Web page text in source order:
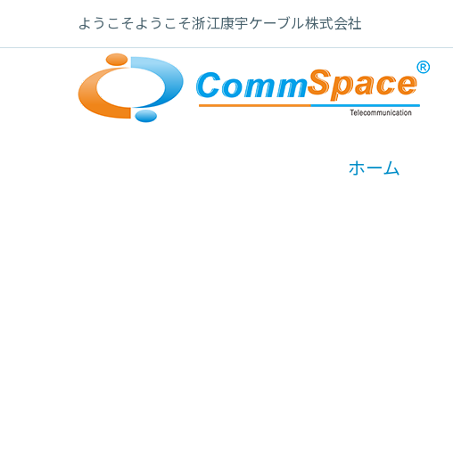
ようこそようこそ浙江康宇ケーブル株式会社
ホーム